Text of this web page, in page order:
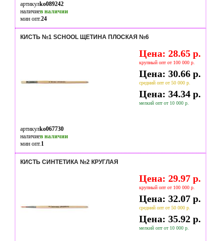
артикулko089242
наличиев наличии
мин опт.24
КИСТЬ №1 SCHOOL ЩЕТИНА ПЛОСКАЯ №6
Цена: 28.65 р.
крупный опт от 100 000 р.
Цена: 30.66 р.
средний опт от 50 000 р.
Цена: 34.34 р.
мелкий опт от 10 000 р.
артикулko067730
наличиев наличии
мин опт.1
КИСТЬ СИНТЕТИКА №2 КРУГЛАЯ
Цена: 29.97 р.
крупный опт от 100 000 р.
Цена: 32.07 р.
средний опт от 50 000 р.
Цена: 35.92 р.
мелкий опт от 10 000 р.